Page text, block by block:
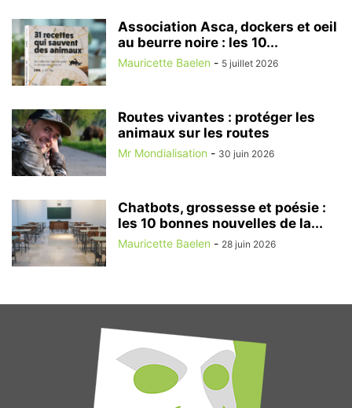
Association Asca, dockers et oeil
au beurre noire : les 10...
Mauricette Baelen - 5 juillet 2026
Routes vivantes : protéger les
animaux sur les routes
Mr Mondialisation - 30 juin 2026
Chatbots, grossesse et poésie :
les 10 bonnes nouvelles de la...
Mauricette Baelen - 28 juin 2026